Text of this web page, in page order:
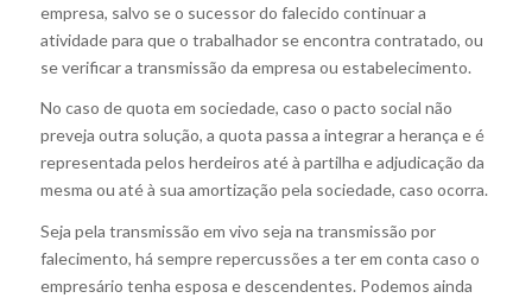
empresa, salvo se o sucessor do falecido continuar a
atividade para que o trabalhador se encontra contratado, ou
se verificar a transmissão da empresa ou estabelecimento.
No caso de quota em sociedade, caso o pacto social não
preveja outra solução, a quota passa a integrar a herança e é
representada pelos herdeiros até à partilha e adjudicação da
mesma ou até à sua amortização pela sociedade, caso ocorra.
Seja pela transmissão em vivo seja na transmissão por
falecimento, há sempre repercussões a ter em conta caso o
empresário tenha esposa e descendentes. Podemos ainda